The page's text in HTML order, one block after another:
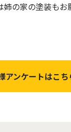
の家の塗装も
アンケートはこち